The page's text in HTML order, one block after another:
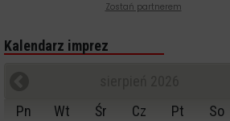
Zostań partnerem
Kalendarz imprez
Pn
Wt Śr Cz Pt So